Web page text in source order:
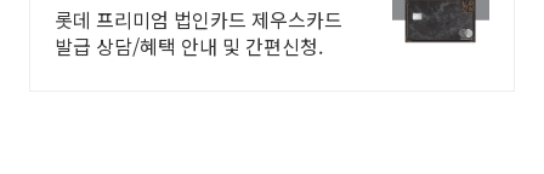
롯데 프리미엄 법인카드 제우스카드
발급 상담/혜택 안내 및 간편신청.